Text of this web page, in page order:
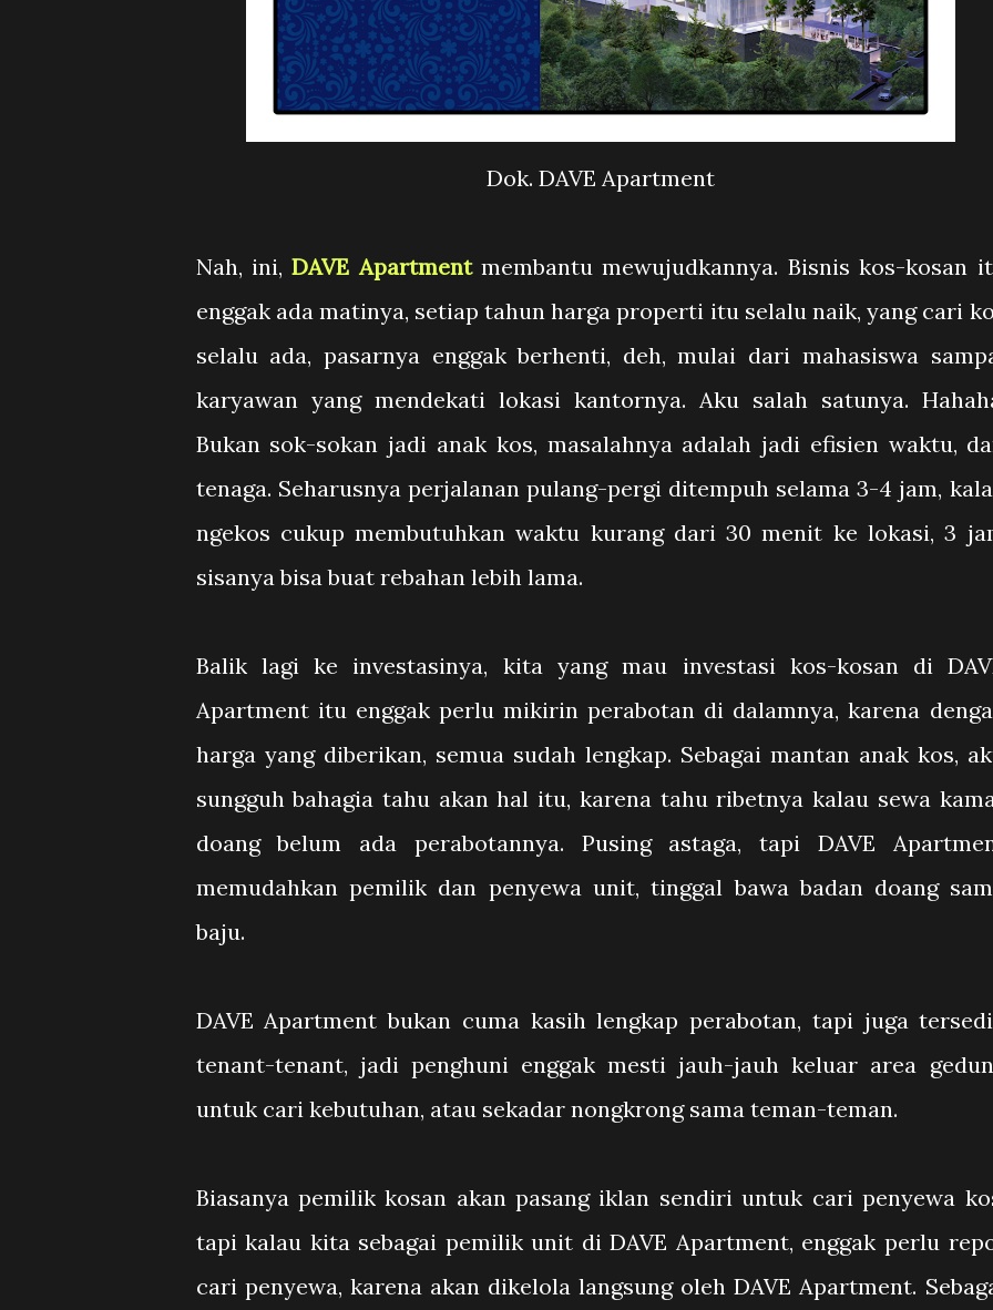
Dok. DAVE Apartment
Nah, ini,DAVE Apartmentmembantu mewujudkannya. Bisnis kos-kosan
enggak ada matinya, setiap tahun harga properti itu selalu naik, yang cari
selalu ada, pasarnya enggak berhenti, deh, mulai dari mahasiswa
karyawan yang mendekati lokasi kantornya. Aku salah satunya.
Bukan sok-sokan jadi anak kos, masalahnya adalah jadi efisien waktu,
tenaga. Seharusnya perjalanan pulang-pergi ditempuh selama 3-4 jam,
ngekos cukup membutuhkan waktu kurang dari 30 menit ke lokasi, 3
sisanya bisa buat rebahan lebih lama.
Balik lagi ke investasinya, kita yang mau investasi kos-kosan di
Apartment itu enggak perlu mikirin perabotan di dalamnya, karena
harga yang diberikan, semua sudah lengkap. Sebagai mantan anak kos,
sungguh bahagia tahu akan hal itu, karena tahu ribetnya kalau sewa
doang belum ada perabotannya. Pusing astaga, tapi DAVE
memudahkan pemilik dan penyewa unit, tinggal bawa badan doang
baju.
DAVE Apartment bukan cuma kasih lengkap perabotan, tapi juga
tenant-tenant, jadi penghuni enggak mesti jauh-jauh keluar area
untuk cari kebutuhan, atau sekadar nongkrong sama teman-teman.
Biasanya pemilik kosan akan pasang iklan sendiri untuk cari penyewa
tapi kalau kita sebagai pemilik unit di DAVE Apartment, enggak perlu
cari penyewa, karena akan dikelola langsung oleh DAVE Apartment.